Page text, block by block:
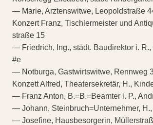
— Marie, Arztenswitwe, Leopoldstraße
Konzert Franz, Tischlermeister und
straße 15
— Friedrich, Ing., städt. Baudirektor i. R.,
#e
— Notburga, Gastwirtswitwe, Rennweg
Konzett Alfred, Theatersekretär, H.,
— Franz Anton, B.=B.=Beamter i. P.,
— Johann, Steinbruch=Unternehmer,
— Josefine, Hausbesorgerin,